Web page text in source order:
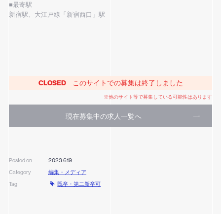
■最寄駅
新宿駅、大江戸線「新宿西口」駅
CLOSED このサイトでの募集は終了しました
※他のサイト等で募集している可能性はあります
現在募集中の求人一覧へ
Posted on 2023.6.19
Category 編集・メディア
Tag 既卒・第二新卒可